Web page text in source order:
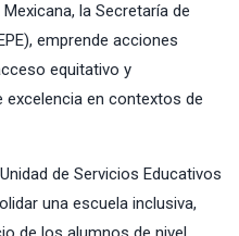
la Secretaría de
), emprende acciones
equitativo y
excelencia en contextos de
de Servicios Educativos
una escuela inclusiva,